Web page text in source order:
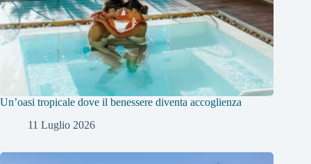
Un’oasi tropicale dove il benessere diventa accoglienza
11 Luglio 2026